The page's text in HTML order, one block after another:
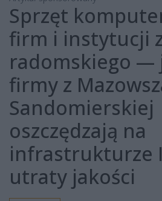
Sprzęt
firm i instytucji
radomskiego —
firmy z
Sandomierskiej
oszczędzają na
infrastrukturze
utraty jakości